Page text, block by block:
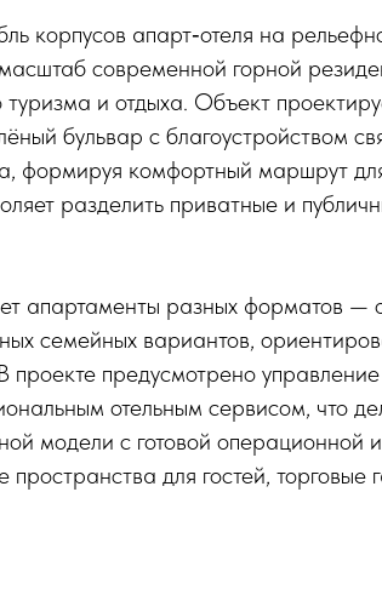
корпусов апарт‑отеля на
современной горной
и отдыха. Объект
бульвар с благоустройством
формируя комфортный маршрут
разделить приватные и
апартаменты разных форматов —
семейных вариантов,
предусмотрено
отельным сервисом, что
модели с готовой операционной
для гостей, торговые